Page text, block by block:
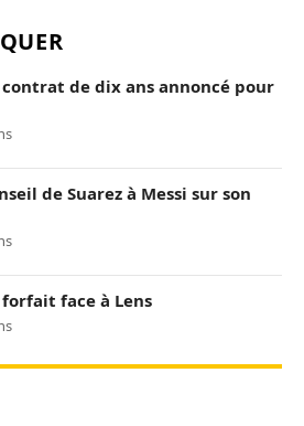
de dix ans annoncé pour
de Suarez à Messi sur son
forfait face à Lens